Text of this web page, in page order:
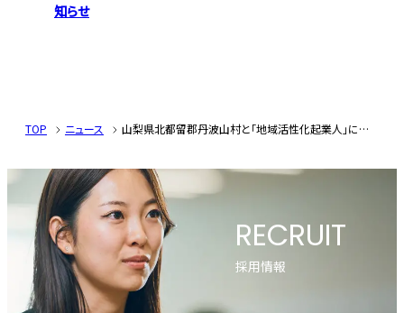
知らせ
TOP ニュース 山梨県北都留郡丹波山村と「地域活性化起業人」に関する協定を締結いたしました
RECRUIT
採用情報